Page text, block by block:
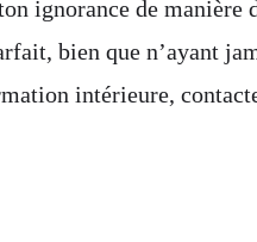
ignorance de
bien que n’ayant
intérieure,